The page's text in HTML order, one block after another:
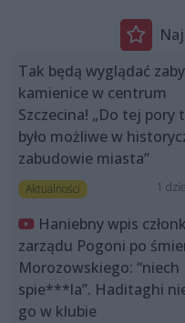
Tak będą wyglądać
kamienice w centrum
Szczecina! „Do tej pory
było możliwe w
zabudowie miasta”
Aktualności 1
Haniebny wpis
zarządu Pogoni po
Morozowskiego: “niech
spie***la”. Haditaghi
go w klubie